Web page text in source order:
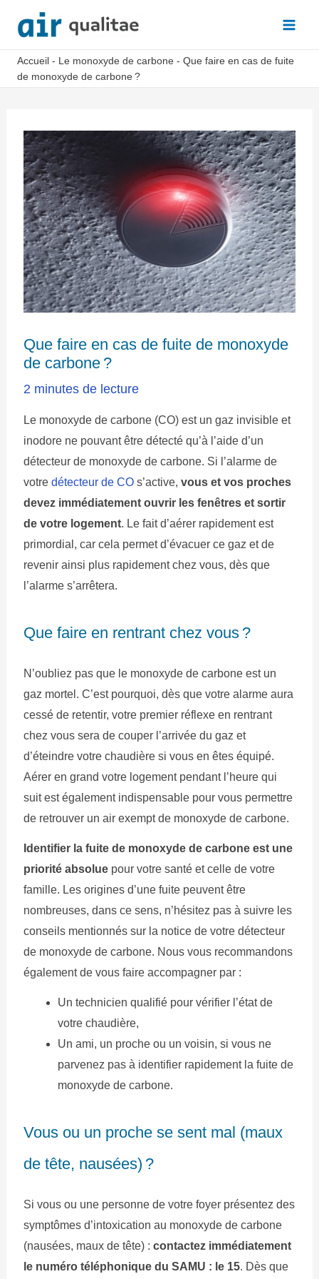
Accueil - Le monoxyde de carbone - Que faire en cas de fuite
de monoxyde de carbone ?
Que faire en cas de fuite de monoxyde
de carbone ?
2 minutes de lecture
Le monoxyde de carbone (CO) est un gaz invisible et
inodore ne pouvant être détecté qu’à l’aide d’un
détecteur de monoxyde de carbone. Si l’alarme de
votre détecteur de COs’active, vous et vos proches
devez immédiatement ouvrir les fenêtres et sortir
de votre logement. Le fait d’aérer rapidement est
primordial, car cela permet d’évacuer ce gaz et de
revenir ainsi plus rapidement chez vous, dès que
l’alarme s’arrêtera.
Que faire en rentrant chez vous ?
N’oubliez pas que le monoxyde de carbone est un
gaz mortel. C’est pourquoi, dès que votre alarme aura
cessé de retentir, votre premier réflexe en rentrant
chez vous sera de couper l’arrivée du gaz et
d’éteindre votre chaudière si vous en êtes équipé.
Aérer en grand votre logement pendant l’heure qui
suit est également indispensable pour vous permettre
de retrouver un air exempt de monoxyde de carbone.
Identifier la fuite de monoxyde de carbone est une
priorité absoluepour votre santé et celle de votre
famille. Les origines d’une fuite peuvent être
nombreuses, dans ce sens, n’hésitez pas à suivre les
conseils mentionnés sur la notice de votre détecteur
de monoxyde de carbone. Nous vous recommandons
également de vous faire accompagner par :
Un technicien qualifié pour vérifier l’état de
votre chaudière,
Un ami, un proche ou un voisin, si vous ne
parvenez pas à identifier rapidement la fuite de
monoxyde de carbone.
Vous ou un proche se sent mal (maux
de tête, nausées) ?
Si vous ou une personne de votre foyer présentez des
symptômes d’intoxication au monoxyde de carbone
(nausées, maux de tête) : contactez immédiatement
le numéro téléphonique du SAMU : le 15. Dès que